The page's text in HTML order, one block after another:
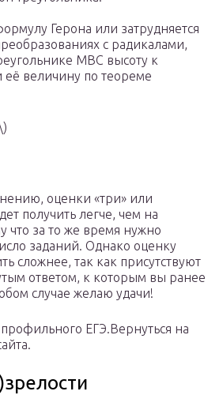
Герона или затрудняется
с радикалами,
МВС высоту к
её величину по теореме
оценки «три» или
получить легче, чем на
что за то же время нужно
заданий. Однако оценку
сложнее, так как присутствуют
ответом, к которым вы ранее
случае желаю удачи!
ЕГЭ.Вернуться на